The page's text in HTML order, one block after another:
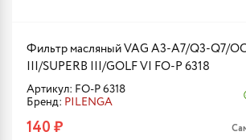
Фильтр масляный VAG A3-A7/Q3-Q7/
III/SUPERB III/GOLF VI FO-P 6318
Артикул: FO-P 6318
Бренд: PILENGA
140 ₽